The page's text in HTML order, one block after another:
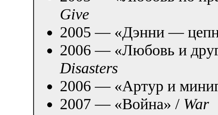
Give
2005 — «Дэнни —
2006 — «Любовь и
Disasters
2006 — «Артур и
2007 — «Война» / War